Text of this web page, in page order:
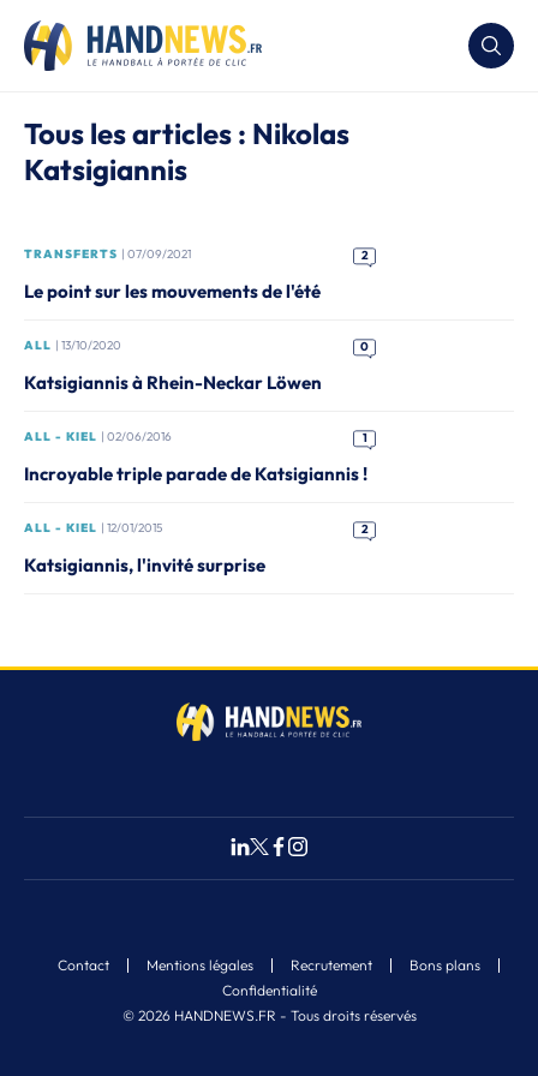
Tous les articles : Nikolas
Katsigiannis
TRANSFERTS | 07/09/2021 2
Le point sur les mouvements de l'été
ALL | 13/10/2020 0
Katsigiannis à Rhein-Neckar Löwen
ALL - KIEL | 02/06/2016 1
Incroyable triple parade de Katsigiannis !
ALL - KIEL | 12/01/2015 2
Katsigiannis, l'invité surprise
© 2026 HANDNEWS.FR - Tous droits réservés
Contact Mentions légales Recrutement
Bons plans
Confidentialité